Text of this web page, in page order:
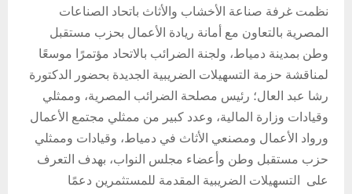
نظمت غرفة صناعة الأخشاب والأثاث باتحاد الصناعات
المصرية بالتعاون مع أمانة ريادة الأعمال بحزب مستقبل
وطن بمدينة دمياط، ولجنة الضرائب بالاتحاد مؤتمرًا موسعًا
لمناقشة حزمة التسهيلات الضريبية الجديدة بحضور الدكتورة
رشا عبد العال؛ رئيس مصلحة الضرائب المصرية، وممثلي
وقيادات وزارة المالية، وعدد كبير من ممثلي مجتمع الأعمال
ورواد الأعمال ومصنعي الأثاث في دمياط، وقيادات وممثلي
حزب مستقبل وطن وأعضاء مجلس النواب، بهدف التعرف
على التسهيلات الضريبية المقدمة للمستثمرين دعمًا